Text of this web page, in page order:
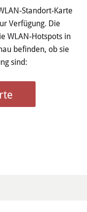
Standort-Karte
Verfügung. Die
WLAN-Hotspots in
befinden, ob sie
sind: